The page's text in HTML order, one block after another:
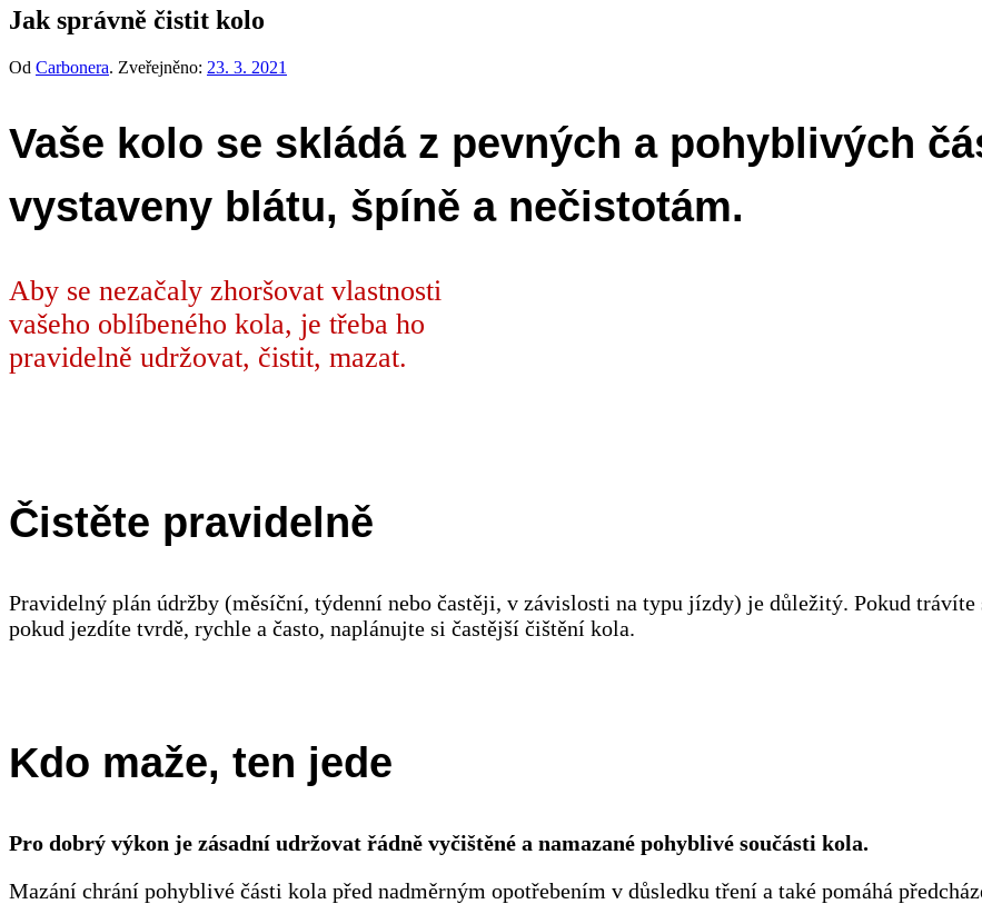
Jak správně čistit kolo
Od Carbonera. Zveřejněno: 23. 3. 2021
Vaše kolo se skládá z pevných a pohyblivých
vystaveny blátu, špíně a nečistotám.
Aby se nezačaly zhoršovat vlastnosti
vašeho oblíbeného kola, je třeba ho
pravidelně udržovat, čistit, mazat.
Čistěte pravidelně
Pravidelný plán údržby (měsíční, týdenní nebo častěji, v závislosti na typu jízdy) je důležitý. Pokud
pokud jezdíte tvrdě, rychle a často, naplánujte si častější čištění kola.
Kdo maže, ten jede
Pro dobrý výkon je zásadní udržovat řádně vyčištěné a namazané pohyblivé součásti kola.
Mazání chrání pohyblivé části kola před nadměrným opotřebením v důsledku tření a také pomáhá